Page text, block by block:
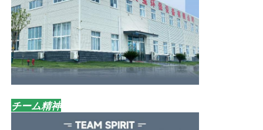
チーム精神